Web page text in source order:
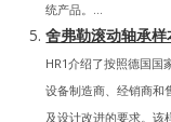
统产品。...
舍弗勒滚动轴承样
HR1介绍了按照德国国
设备制造商、经销商和
及设计改进的要求。该